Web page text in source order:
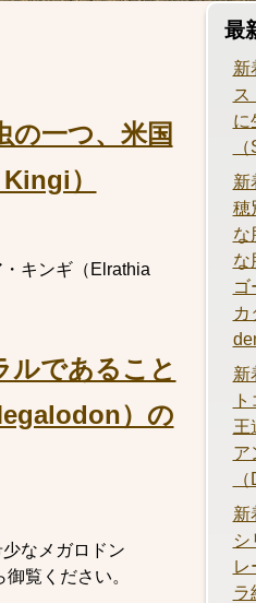
の一つ、米国
）
キンギ（Elrathia
ルであること
）の
なメガロドン
覧ください。
最
新
ス
に
新
穂
な
な
ゴ
カ
新
王
ア
新
シ
レ
ラ